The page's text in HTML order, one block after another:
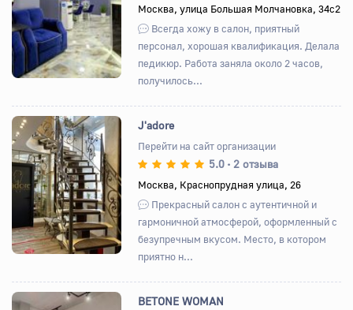
Назад ВпередМосква, улица Большая Молчановка, 34с2
Всегда хожу в салон, приятный
персонал, хорошая квалификация. Делала
педикюр. Работа заняла около 2 часов,
получилось...
Назад Вперед
J'adore
Перейти на сайт организации
5.0 • 2 отзыва
Москва, Краснопрудная улица, 26
Прекрасный салон с аутентичной и
гармоничной атмосферой, оформленный с
безупречным вкусом. Место, в котором
приятно н...
BETONE WOMAN